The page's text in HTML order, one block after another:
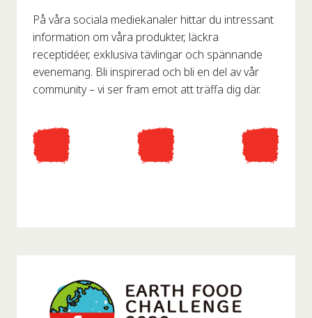
På våra sociala mediekanaler hittar du intressant
information om våra produkter, läckra
receptidéer, exklusiva tävlingar och spännande
evenemang. Bli inspirerad och bli en del av vår
community – vi ser fram emot att träffa dig där.